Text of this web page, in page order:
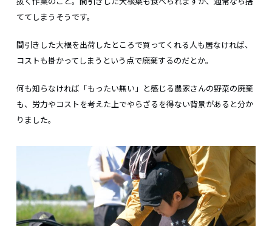
ててしまうそうです。
間引きした大根を出荷したところで買ってくれる人も居なければ、
コストも掛かってしまうという点で廃棄するのだとか。
何も知らなければ「もったい無い」と感じる農家さんの野菜の廃棄
も、労力やコストを考えた上でやらざるを得ない背景があると分か
りました。